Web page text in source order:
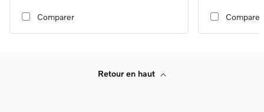
Comparer Comparer
Retour en haut